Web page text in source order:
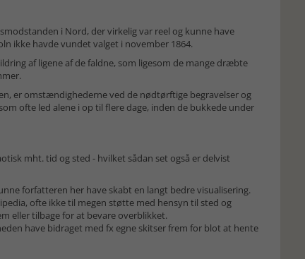
i Nord, der virkelig var reel og kunne have
ikke havde vundet valget i november 1864.
af ligene af de faldne, som ligesom de mange dræbte
er omstændighederne ved de nødtørftige begravelser og
ofte led alene i op til flere dage, inden de bukkede under
mht. tid og sted - hvilket sådan set også er delvist
forfatteren her have skabt en langt bedre visualisering.
ofte ikke til megen støtte med hensyn til sted og
eller tilbage for at bevare overblikket.
have bidraget med fx egne skitser frem for blot at hente